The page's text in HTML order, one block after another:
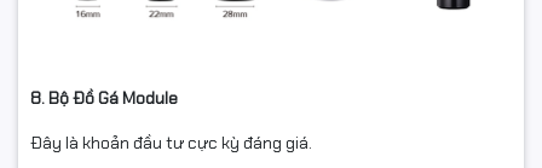
8. Bộ Đồ Gá Module
Đây là khoản đầu tư cực kỳ đáng giá.